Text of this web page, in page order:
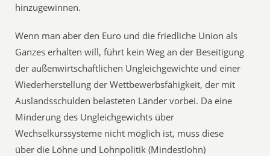
hinzugewinnen.
Wenn man aber den Euro und die friedliche Union als
Ganzes erhalten will, führt kein Weg an der Beseitigung
der außenwirtschaftlichen Ungleichgewichte und einer
Wiederherstellung der Wettbewerbsfähigkeit, der mit
Auslandsschulden belasteten Länder vorbei. Da eine
Minderung des Ungleichgewichts über
Wechselkurssysteme nicht möglich ist, muss diese
über die Löhne und Lohnpolitik (Mindestlohn)